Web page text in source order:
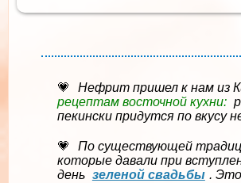
Нефрит пришел к нам из
рецептам восточной кухни:
пекински придутся по вкусу
По существующей
которые давали при
день зеленой свадьбы .